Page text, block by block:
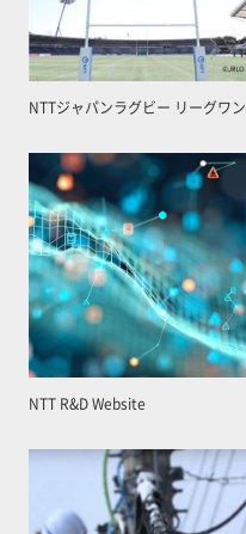
NTTジャパンラグビー リーグワン
NTT R&D Website